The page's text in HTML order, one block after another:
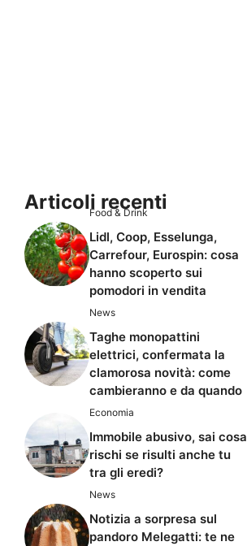
Articoli recenti
Food & Drink
Lidl, Coop, Esselunga,
Carrefour, Eurospin: cosa
hanno scoperto sui
pomodori in vendita
News
Taghe monopattini
elettrici, confermata la
clamorosa novità: come
cambieranno e da quando
Economia
Immobile abusivo, sai cosa
rischi se risulti anche tu
tra gli eredi?
News
Notizia a sorpresa sul
pandoro Melegatti: te ne